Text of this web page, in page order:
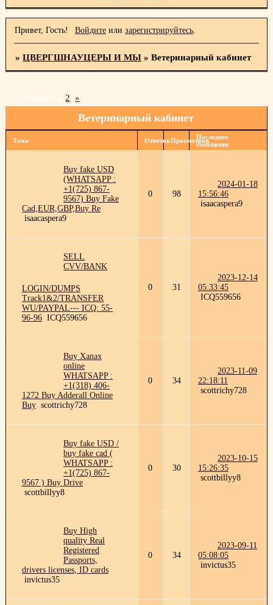
Привет, Гость! Войдитеили зарегистрируйтесь.
»ЦВЕРГШНАУЦЕРЫ И МЫ »Ветеринарный кабинет
Ветеринарный кабинет
Страница: 1 2 »
Тема ОтветовПросмотровПоследнее
сообщение
Buy fake USD
(WHATSAPP :
+1(725) 867-
9567) Buy Fake
Cad,EUR,GBP,Buy Re
isaacaspera9
0 98
2024-01-18
15:56:46
isaacaspera9
SELL
CVV/BANK
LOGIN/DUMPS
Track1&2/TRANSFER
WU/PAYPAL--- ICQ: 55-
96-96 ICQ559656
0 31
2023-12-14
05:33:45
ICQ559656
Buy Xanax
online
WHATSAPP :
+1(318) 406-
1272 Buy Adderall Online
Buy scottrichy728
0 34
2023-11-09
22:18:11
scottrichy728
Buy fake USD /
buy fake cad (
WHATSAPP :
+1(725) 867-
9567 ) Buy Drive
scottbillyy8
0 30
2023-10-15
15:26:35
scottbillyy8
Buy High
quality Real
Registered
Passports,
drivers licenses, ID cards
invictus35
0 34
2023-09-11
05:08:05
invictus35